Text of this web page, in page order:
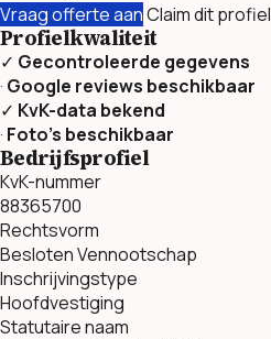
Vraag offerte aanClaim dit profiel
Profielkwaliteit
✓ Gecontroleerde gegevens
· Google reviews beschikbaar
✓ KvK-data bekend
· Foto’s beschikbaar
Bedrijfsprofiel
KvK-nummer
88365700
Rechtsvorm
Besloten Vennootschap
Inschrijvingstype
Hoofdvestiging
Statutaire naam